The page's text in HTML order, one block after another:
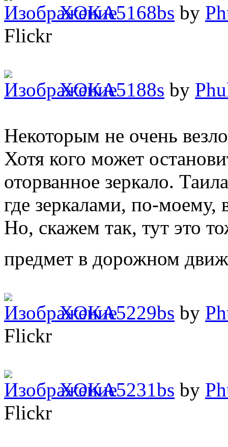
XOKA5168bs by
Flickr
XOKA5188s by
Некоторым не очень
Хотя кого может
оторванное зеркало.
где зеркалами, по-моему,
Но, скажем так, тут это
предмет в дорожном
XOKA5229bs by
Flickr
XOKA5231bs by
Flickr